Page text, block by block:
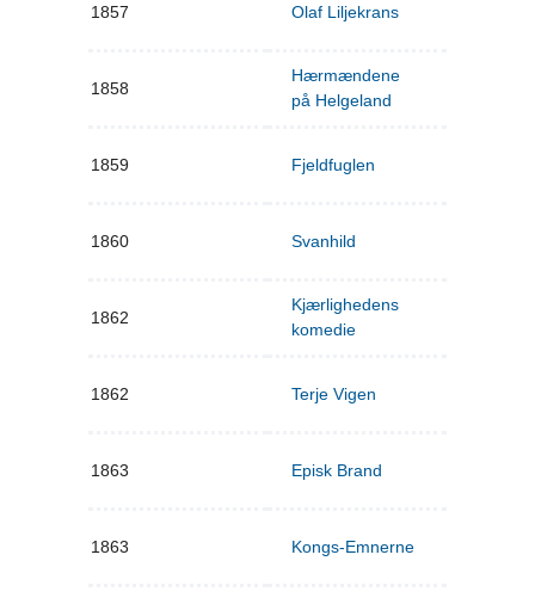
1857 Olaf Liljekrans
1858
Hærmændene
på Helgeland
1859 Fjeldfuglen
1860 Svanhild
1862
Kjærlighedens
komedie
1862 Terje Vigen
1863 Episk Brand
1863 Kongs-Emnerne